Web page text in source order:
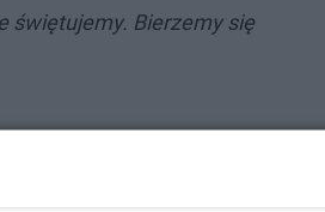
świętujemy. Bierzemy się